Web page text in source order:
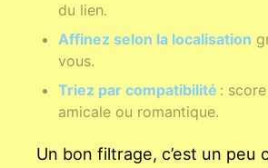
du lien.
Affinez selon la localisation
vous.
Triez par compatibilité :
amicale ou romantique.
Un bon filtrage, c’est un peu